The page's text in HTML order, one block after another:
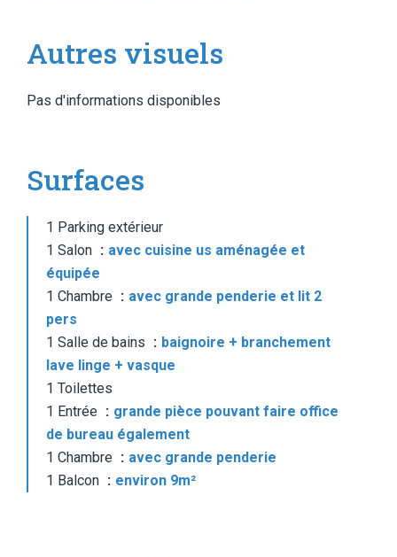
Autres visuels
Pas d'informations disponibles
Surfaces
1 Parking extérieur
1 Salon
avec cuisine us aménagée et
équipée
1 Chambre
avec grande penderie et lit 2
pers
1 Salle de bains
baignoire + branchement
lave linge + vasque
1 Toilettes
1 Entrée
grande pièce pouvant faire office
de bureau également
1 Chambre
avec grande penderie
1 Balcon
environ 9m²